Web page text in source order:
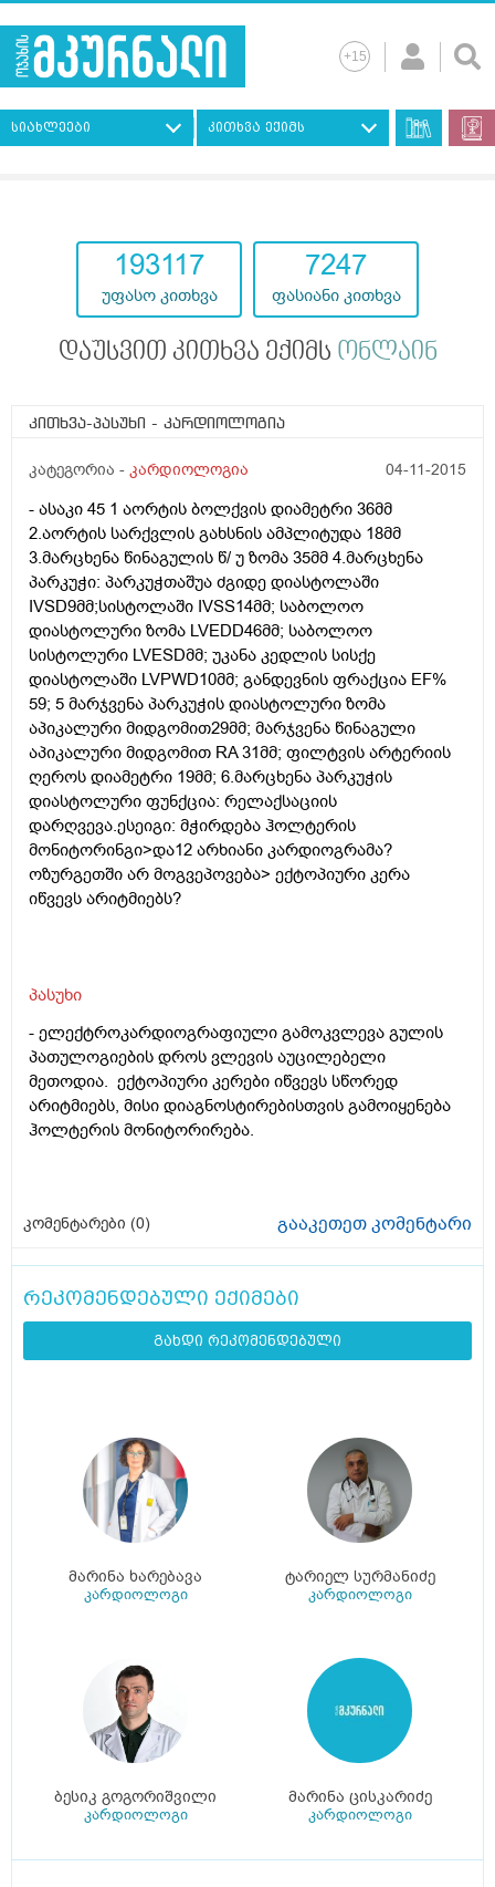
სიახლეები კითხვა ექიმს
193117
უფასო კითხვა
7247
ფასიანი კითხვა
დაუსვით კითხვა ექიმს ონლაინ
კითხვა-პასუხი - კარდიოლოგია
კატეგორია - კარდიოლოგია 04-11-2015
- ასაკი 45 1 აორტის ბოლქვის დიამეტრი 36მმ
2.აორტის სარქვლის გახსნის ამპლიტუდა 18მმ
3.მარცხენა წინაგულის წ/ უ ზომა 35მმ 4.მარცხენა
პარკუჭი: პარკუჭთაშუა ძგიდე დიასტოლაში
IVSD9მმ;სისტოლაში IVSS14მმ; საბოლოო
დიასტოლური ზომა LVEDD46მმ; საბოლოო
სისტოლური LVESDმმ; უკანა კედლის სისქე
დიასტოლაში LVPWD10მმ; განდევნის ფრაქცია EF%
59; 5 მარჯვენა პარკუჭის დიასტოლური ზომა
აპიკალური მიდგომით29მმ; მარჯვენა წინაგული
აპიკალური მიდგომით RA 31მმ; ფილტვის არტერიის
ღეროს დიამეტრი 19მმ; 6.მარცხენა პარკუჭის
დიასტოლური ფუნქცია: რელაქსაციის
დარღვევა.ესეიგი: მჭირდება ჰოლტერის
მონიტორინგი>და12 არხიანი კარდიოგრამა?
ოზურგეთში არ მოგვეპოვება> ექტოპიური კერა
იწვევს არიტმიებს?
პასუხი
- ელექტროკარდიოგრაფიული გამოკვლევა გულის
პათულოგიების დროს ვლევის აუცილებელი
მეთოდია. ექტოპიური კერები იწვევს სწორედ
არიტმიებს, მისი დიაგნოსტირებისთვის გამოიყენება
ჰოლტერის მონიტორირება.
კომენტარები (0) გააკეთეთ კომენტარი
რეკომენდებული ექიმები
გახდი რეკომენდებული
მარინა ხარებავა
კარდიოლოგი
ტარიელ სურმანიძე
კარდიოლოგი
ბესიკ გოგორიშვილი
კარდიოლოგი
მარინა ცისკარიძე
კარდიოლოგი